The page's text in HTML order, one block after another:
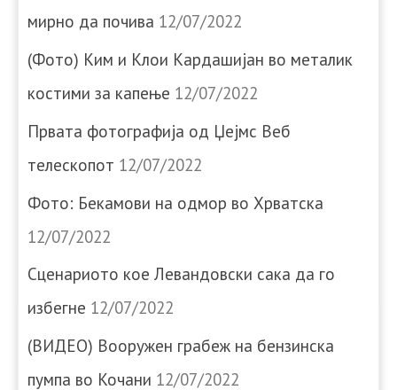
мирно да почива 12/07/2022
(Фото) Ким и Клои Кардашијан во металик
костими за капење 12/07/2022
Првата фотографија од Џејмс Веб
телескопот 12/07/2022
Фото: Бекамови на одмор во Хрватска
12/07/2022
Сценариото кое Левандовски сака да го
избегне 12/07/2022
(ВИДЕО) Вооружен грабеж на бензинска
пумпа во Кочани 12/07/2022